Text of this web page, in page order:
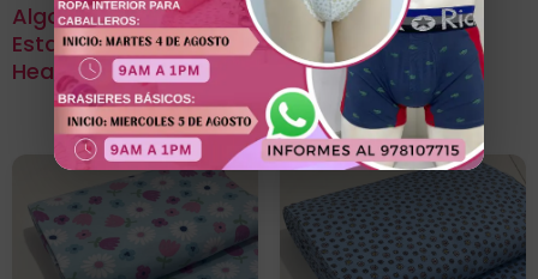
Algodon Licrado
Estampado Diseño
Heart
Algodón Licrado
Estampado Diseño
Arcoíris Pink